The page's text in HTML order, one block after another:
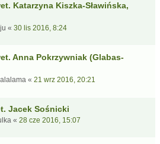
Katarzyna Kiszka-Sławińska,
« 30 lis 2016, 8:24
Anna Pokrzywniak (Glabas-
« 21 wrz 2016, 20:21
Jacek Sośnicki
« 28 cze 2016, 15:07